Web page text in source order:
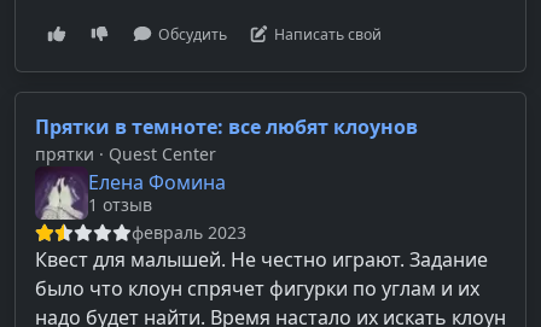
Обсудить Написать свой
Прятки в темноте: все любят клоунов
прятки · Quest Center
Елена Фомина
1 отзыв
февраль 2023
Квест для малышей. Не честно играют. Задание
было что клоун спрячет фигурки по углам и их
надо будет найти. Время настало их искать клоун